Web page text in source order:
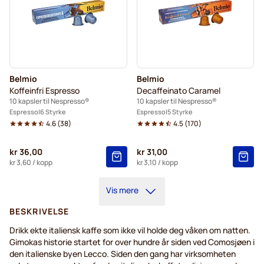
Belmio
Koffeinfri Espresso
10 kapsler til Nespresso®
Espresso 6 Styrke
4.6(38)
kr 36,00
kr 3,60 / kopp
Belmio
Decaffeinato Caramel
10 kapsler til Nespresso®
Espresso 5 Styrke
4.5(170)
kr 31,00
kr 3,10 / kopp
Vis mere
BESKRIVELSE
Drikk ekte italiensk kaffe som ikke vil holde deg våken om natten.
Gimokas historie startet for over hundre år siden ved Comosjøen i
den italienske byen Lecco. Siden den gang har virksomheten